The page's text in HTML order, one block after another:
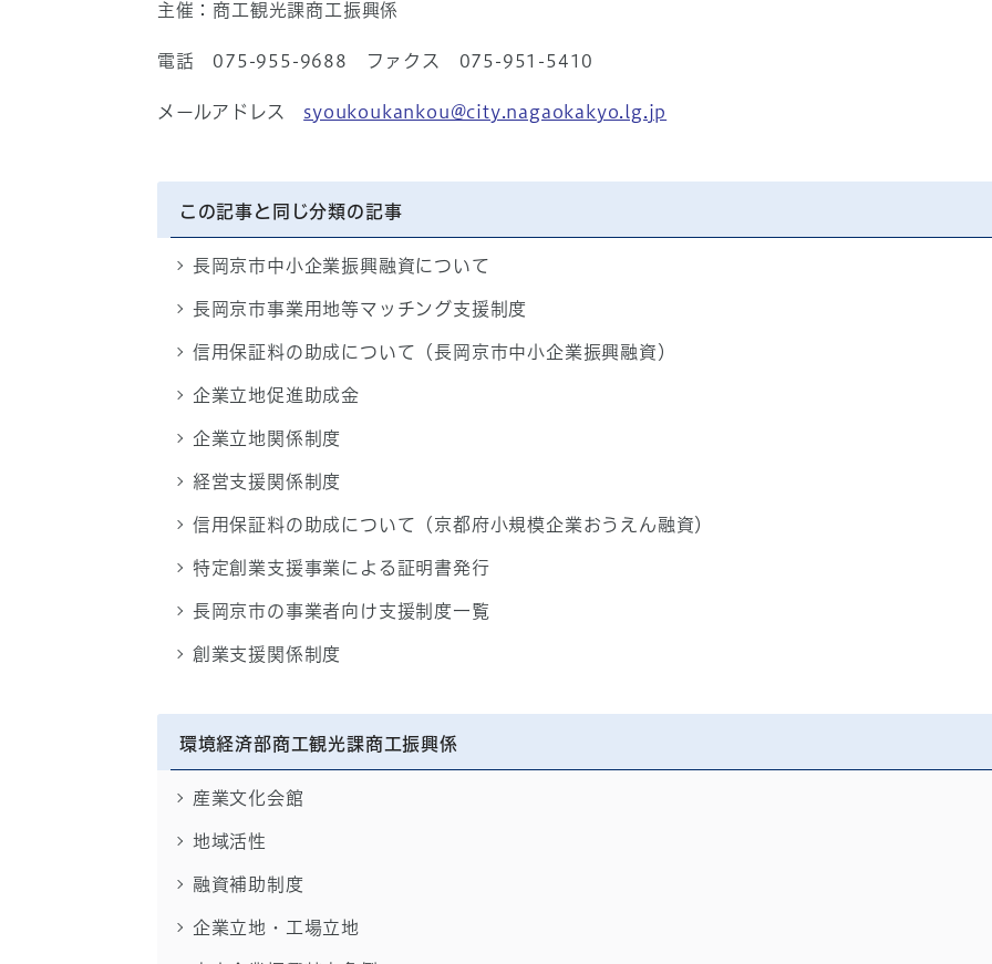
主催：商工観光課商工振興係
電話 075-955-9688 ファクス 075-951-5410
メールアドレス syoukoukankou@city.nagaokakyo.lg.jp
この記事と同じ分類の記事
長岡京市中小企業振興融資について
長岡京市事業用地等マッチング支援制度
信用保証料の助成について（長岡京市中小企業振興融資）
企業立地促進助成金
企業立地関係制度
経営支援関係制度
信用保証料の助成について（京都府小規模企業おうえん融資）
特定創業支援事業による証明書発行
長岡京市の事業者向け支援制度一覧
創業支援関係制度
環境経済部商工観光課商工振興係
産業文化会館
地域活性
融資補助制度
企業立地・工場立地